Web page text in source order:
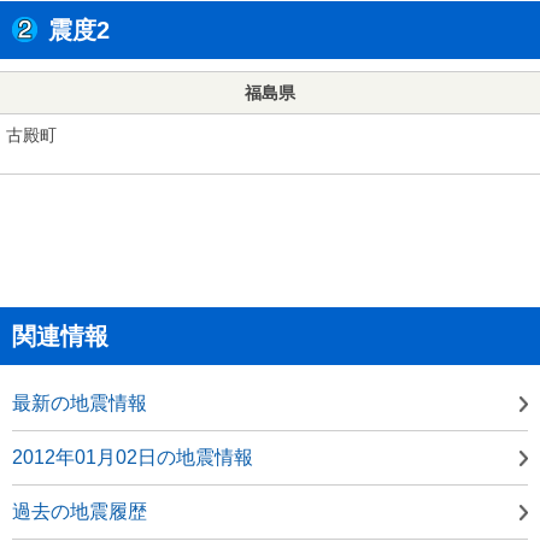
震度2
福島県
古殿町
関連情報
最新の地震情報
2012年01月02日の地震情報
過去の地震履歴